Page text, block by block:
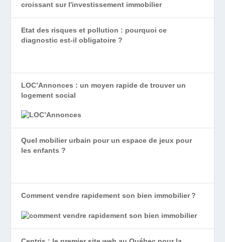
Etat des risques et pollution : pourquoi ce
diagnostic est-il obligatoire ?
LOC’Annonces : un moyen rapide de trouver un
logement social
Quel mobilier urbain pour un espace de jeux pour
les enfants ?
Comment vendre rapidement son bien immobilier ?